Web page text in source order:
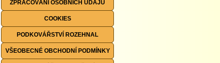
ZPRACOVÁNÍ OSOBNÍCH ÚDAJŮ
COOKIES
PODKOVÁŘSTVÍ ROZEHNAL
VŠEOBECNÉ OBCHODNÍ PODMÍNKY